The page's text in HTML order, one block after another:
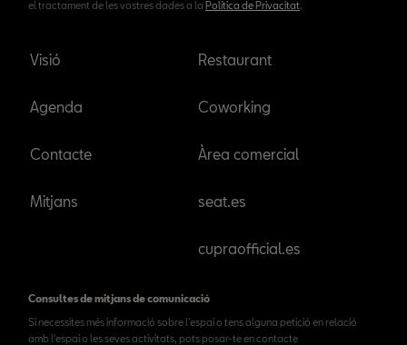
el tractament de les vostres dades a la Política de Privacitat.
Visió
Agenda
Contacte
Mitjans
Restaurant
Coworking
Àrea comercial
seat.es
cupraofficial.es
Consultes de mitjans de comunicació
Si necessites més informació sobre l'espai o tens alguna petició en relació
amb l'espai o les seves activitats, pots posar-te en contacte